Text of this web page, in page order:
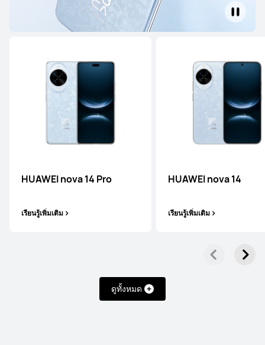
HUAWEI nova 14 Pro
เรียนรู้เพิ่มเติม
HUAWEI nova 14
เรียนรู้เพิ่มเติม
ดูทั้งหมด
เรียนรู้เพิ่มเติม
HUAWEI Pura 80
Mate Series
HUAWEI Mate 80 Pro